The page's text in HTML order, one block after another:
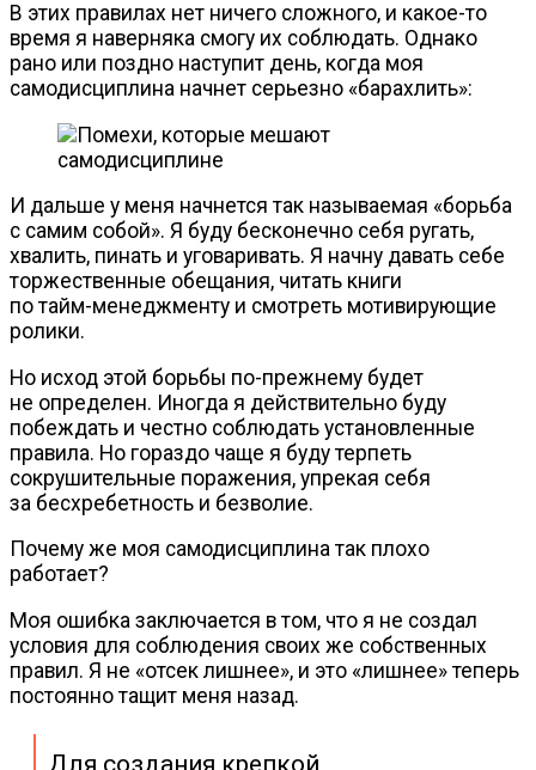
В этих правилах нет ничего сложного, и какое-то
время я наверняка смогу их соблюдать. Однако
рано или поздно наступит день, когда моя
самодисциплина начнет серьезно «барахлить»:
И дальше у меня начнется так называемая «борьба
с самим собой». Я буду бесконечно себя ругать,
хвалить, пинать и уговаривать. Я начну давать себе
торжественные обещания, читать книги
по тайм-менеджменту и смотреть мотивирующие
ролики.
Но исход этой борьбы по-прежнему будет
не определен. Иногда я действительно буду
побеждать и честно соблюдать установленные
правила. Но гораздо чаще я буду терпеть
сокрушительные поражения, упрекая себя
за бесхребетность и безволие.
Почему же моя самодисциплина так плохо
работает?
Моя ошибка заключается в том, что я не создал
условия для соблюдения своих же собственных
правил. Я не «отсек лишнее», и это «лишнее» теперь
постоянно тащит меня назад.
Для создания крепкой